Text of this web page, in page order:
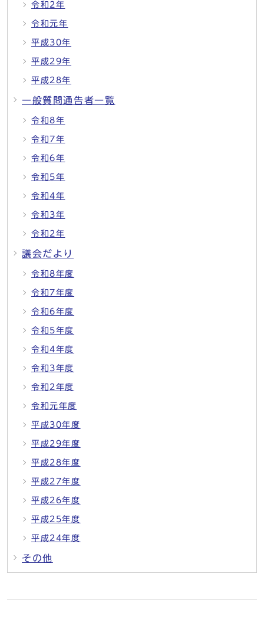
令和2年
令和元年
平成30年
平成29年
平成28年
一般質問通告者一覧
令和8年
令和7年
令和6年
令和5年
令和4年
令和3年
令和2年
議会だより
令和8年度
令和7年度
令和6年度
令和5年度
令和4年度
令和3年度
令和2年度
令和元年度
平成30年度
平成29年度
平成28年度
平成27年度
平成26年度
平成25年度
平成24年度
その他